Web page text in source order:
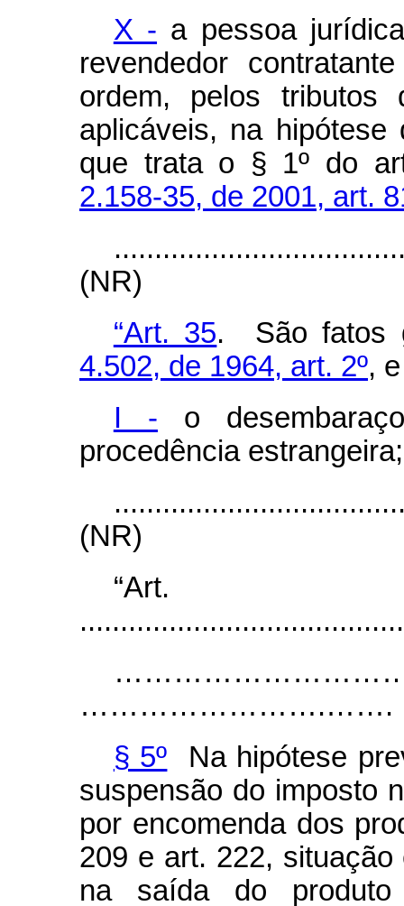
X - a pessoa
revendedor
ordem, pelos tributos
aplicáveis, na
que trata o § 1º do
2.158-35, de 2001, art.
(NR)
“Art. 35. São fatos
4.502, de 1964, art. 2º,
I - o
procedência
(NR)
…………………….…….
§ 5º Na hipótese
suspensão do imposto
por encomenda dos
209 e art. 222,
na saída do